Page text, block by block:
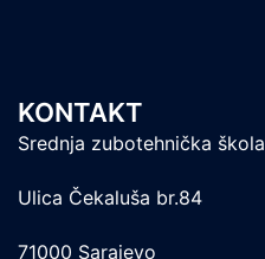
KONTAKT
Srednja zubotehnička škola
Ulica Čekaluša br.84
71000 Sarajevo